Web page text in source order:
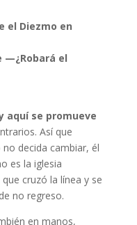
el Diezmo en
—¿Robará el
aquí se promueve
Así que
decida cambiar, él
es la iglesia
cruzó la línea y se
no regreso.
en manos,